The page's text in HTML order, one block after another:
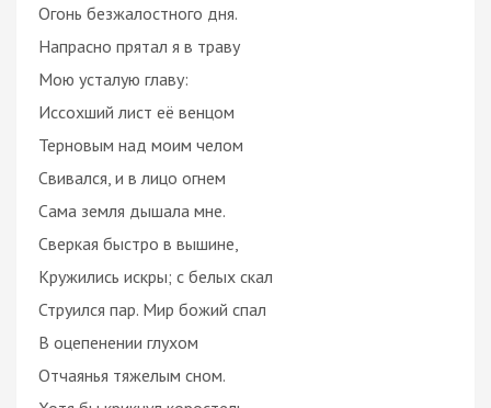
Огонь безжалостного дня.
Напрасно прятал я в траву
Мою усталую главу:
Иссохший лист её венцом
Терновым над моим челом
Свивался, и в лицо огнем
Сама земля дышала мне.
Сверкая быстро в вышине,
Кружились искры; с белых скал
Струился пар. Мир божий спал
В оцепенении глухом
Отчаянья тяжелым сном.